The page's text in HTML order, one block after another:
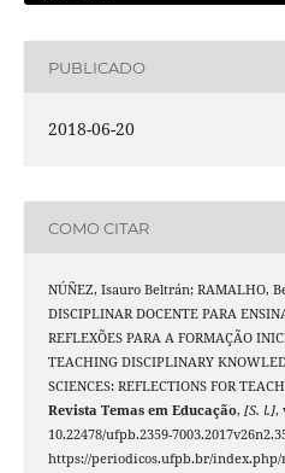
PUBLICADO
2018-06-20
COMO CITAR
NÚÑEZ, Isauro Beltrán; RAMALHO,
DISCIPLINAR DOCENTE PARA
REFLEXÕES PARA A FORMAÇÃO
TEACHING DISCIPLINARY
SCIENCES: REFLECTIONS FOR
Revista Temas em Educação, [S. l.],
10.22478/ufpb.2359-
https://periodicos.ufpb.br/index.php/